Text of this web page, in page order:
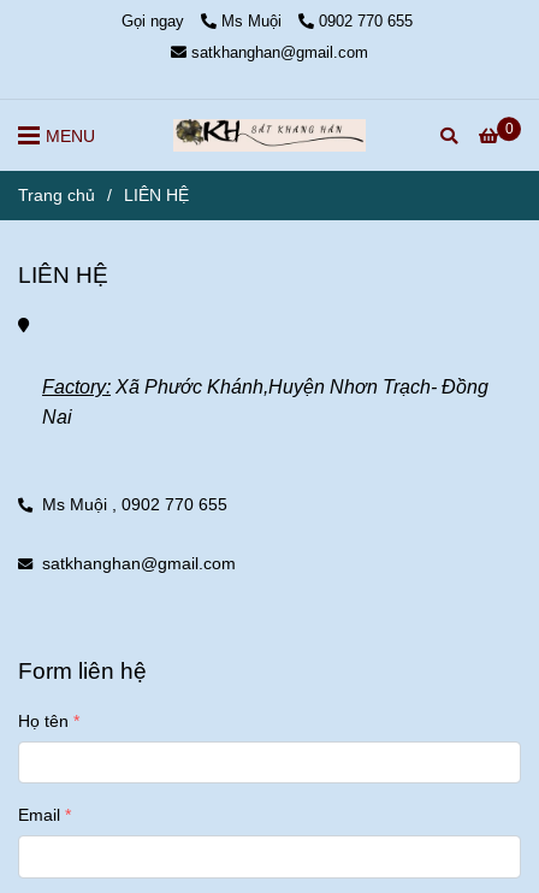
Gọi ngay Ms Muội
0902 770 655
satkhanghan@gmail.com
0
MENU
Trang chủ / LIÊN HỆ
LIÊN HỆ
Factory: Xã Phước Khánh,Huyện Nhơn Trạch- Đồng
Nai
Ms Muội , 0902 770 655
satkhanghan@gmail.com
Form liên hệ
Họ tên
Email